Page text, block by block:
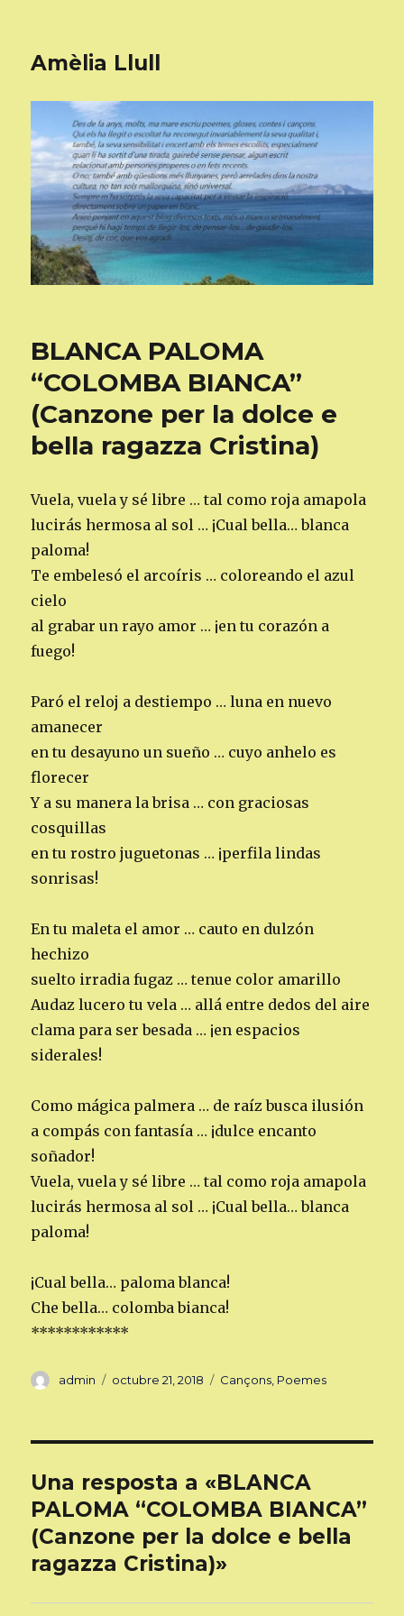
Amèlia Llull
BLANCA PALOMA
“COLOMBA BIANCA”
(Canzone per la dolce e
bella ragazza Cristina)
Vuela, vuela y sé libre … tal como roja amapola
lucirás hermosa al sol … ¡Cual bella… blanca
paloma!
Te embelesó el arcoíris … coloreando el azul
cielo
al grabar un rayo amor … ¡en tu corazón a
fuego!
Paró el reloj a destiempo … luna en nuevo
amanecer
en tu desayuno un sueño … cuyo anhelo es
florecer
Y a su manera la brisa … con graciosas
cosquillas
en tu rostro juguetonas … ¡perfila lindas
sonrisas!
En tu maleta el amor … cauto en dulzón
hechizo
suelto irradia fugaz … tenue color amarillo
Audaz lucero tu vela … allá entre dedos del aire
clama para ser besada … ¡en espacios
siderales!
Como mágica palmera … de raíz busca ilusión
a compás con fantasía … ¡dulce encanto
soñador!
Vuela, vuela y sé libre … tal como roja amapola
lucirás hermosa al sol … ¡Cual bella… blanca
paloma!
¡Cual bella… paloma blanca!
Che bella… colomba bianca!
************
Autor
admin
Publicat
octubre 21, 2018 Categories
Cançons Poemes
Una resposta a «BLANCA
PALOMA “COLOMBA BIANCA”
(Canzone per la dolce e bella
ragazza Cristina)»